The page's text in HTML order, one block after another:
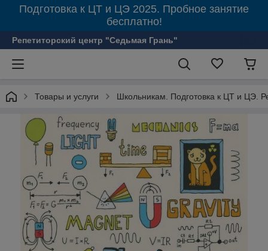
Подготовка к ЦТ и ЦЭ 2025. Пробное занятие
бесплатно!
Репетиторский центр "Седьмая Грань"
Товары и услуги Школьникам. Подготовка к ЦТ и ЦЭ.